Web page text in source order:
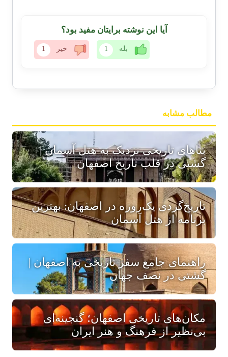
آیا این نوشته برایتان مفید بود؟
بله 1 خیر 1
مطالب مشابه
بناهای تاریخی نزدیک به هتل آسمان |
گشتی در قلب تاریخ اصفهان
تاریخ‌گردی یک‌روزه در اصفهان: بهترین
برنامه از هتل آسمان
راهنمای جامع سفر تاریخی به اصفهان |
گشتی در نصف جهان
مکان‌های تاریخی اصفهان؛ گنجینه‌ای
بی‌نظیر از فرهنگ و هنر ایران